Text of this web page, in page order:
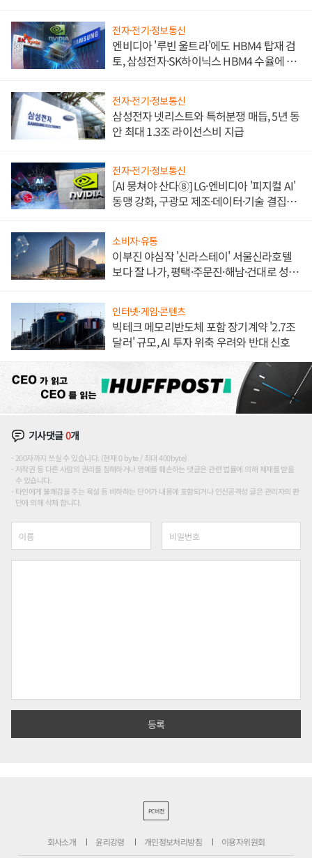
전자·전기·정보통신
엔비디아 '루빈 울트라'에도 HBM4 탑재 검
토, 삼성전자·SK하이닉스 HBM4 수율에 주
전자·전기·정보통신
삼성전자 넷리스트와 특허분쟁 매듭, 5년 동
안 최대 1.3조 라이선스비 지급
전자·전기·정보통신
[AI 뭉쳐야 산다⑧] LG·엔비디아 '피지컬 AI'
동맹 강화, 구광모 제조·데이터·기술 결집
소비자·유통
이부진 야심작 '신라스테이' 서울신라호텔
보다 잘 나가, 평택·주문진·해남·건대로 성
인터넷·게임·콘텐츠
빅테크 메모리반도체 포함 장기계약 '2.7조
달러' 규모, AI 투자 위축 우려와 반대 신호
기사댓글0개
200자까지 쓰실 수 있습니다. (현재 0 byte / 최대 400byte)
저작권 등 다른 사람의 권리를 침해하거나 명예를 훼손하는 댓글은 관련 법률에 의해 제재를 받을
수 있습니다.
타인에게 불쾌감을 주는 욕설 등 비하하는 단어가 내용에 포함되거나 인신공격성 글은 관리자의 판
단에 의해 삭제 합니다.
PC버전
회사소개 윤리강령 개인정보처리방침 이용자위원회